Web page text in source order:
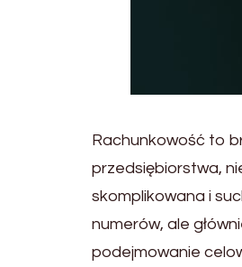
Rachunkowość to
przedsiębiorstwa,
skomplikowana i
numerów, ale
podejmowanie